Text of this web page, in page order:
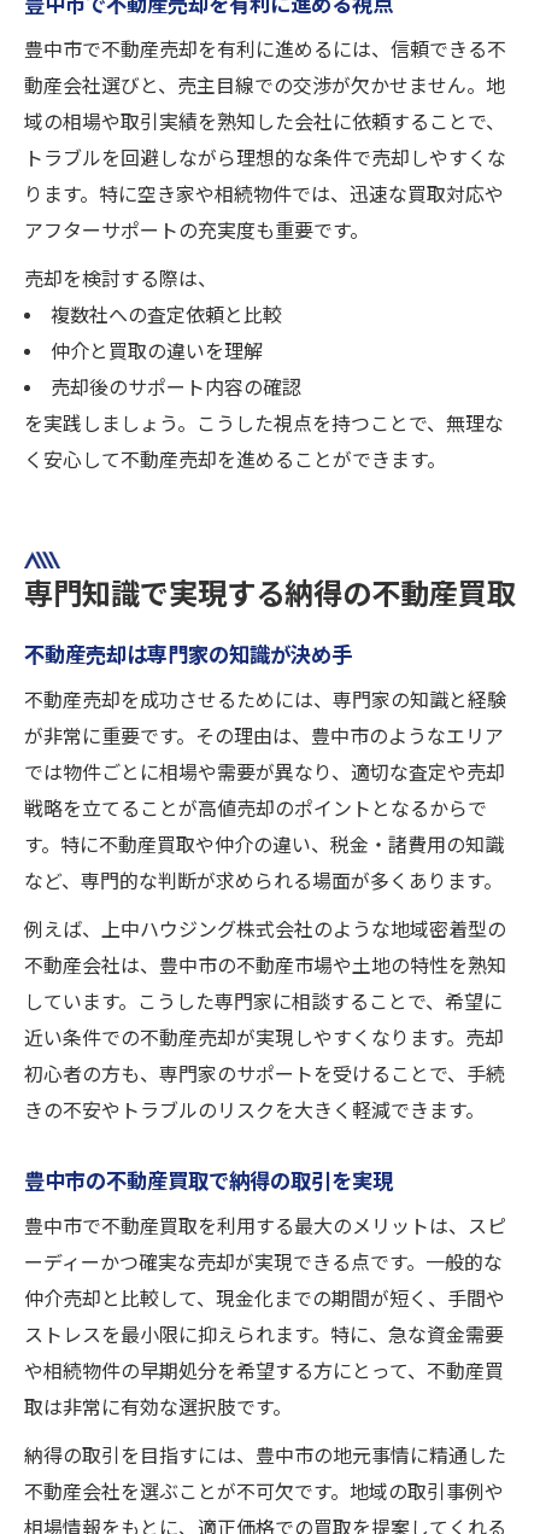
豊中市で不動産売却を有利に進めるには、信頼できる不
動産会社選びと、売主目線での交渉が欠かせません。地
域の相場や取引実績を熟知した会社に依頼することで、
トラブルを回避しながら理想的な条件で売却しやすくな
ります。特に空き家や相続物件では、迅速な買取対応や
アフターサポートの充実度も重要です。
売却を検討する際は、
複数社への査定依頼と比較
仲介と買取の違いを理解
売却後のサポート内容の確認
を実践しましょう。こうした視点を持つことで、無理な
く安心して不動産売却を進めることができます。
専門知識で実現する納得の不動産買取
不動産売却は専門家の知識が決め手
不動産売却を成功させるためには、専門家の知識と経験
が非常に重要です。その理由は、豊中市のようなエリア
では物件ごとに相場や需要が異なり、適切な査定や売却
戦略を立てることが高値売却のポイントとなるからで
す。特に不動産買取や仲介の違い、税金・諸費用の知識
など、専門的な判断が求められる場面が多くあります。
例えば、上中ハウジング株式会社のような地域密着型の
不動産会社は、豊中市の不動産市場や土地の特性を熟知
しています。こうした専門家に相談することで、希望に
近い条件での不動産売却が実現しやすくなります。売却
初心者の方も、専門家のサポートを受けることで、手続
きの不安やトラブルのリスクを大きく軽減できます。
豊中市の不動産買取で納得の取引を実現
豊中市で不動産買取を利用する最大のメリットは、スピ
ーディーかつ確実な売却が実現できる点です。一般的な
仲介売却と比較して、現金化までの期間が短く、手間や
ストレスを最小限に抑えられます。特に、急な資金需要
や相続物件の早期処分を希望する方にとって、不動産買
取は非常に有効な選択肢です。
納得の取引を目指すには、豊中市の地元事情に精通した
不動産会社を選ぶことが不可欠です。地域の取引事例や
相場情報をもとに、適正価格での買取を提案してくれる